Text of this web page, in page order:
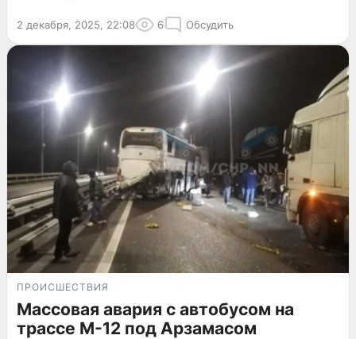
2 декабря, 2025, 22:08 6 Обсудить
ПРОИСШЕСТВИЯ
Массовая авария с автобусом на
трассе М-12 под Арзамасом